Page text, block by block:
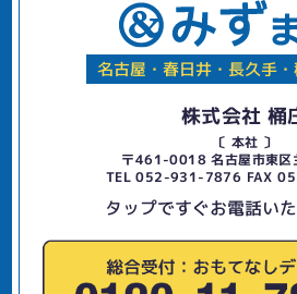
名古屋・春日井・長久手
株式会社 桶
〔 本社 〕
〒461-0018 名古屋市東
TEL 052-931-7876 FAX
タップですぐお電話い